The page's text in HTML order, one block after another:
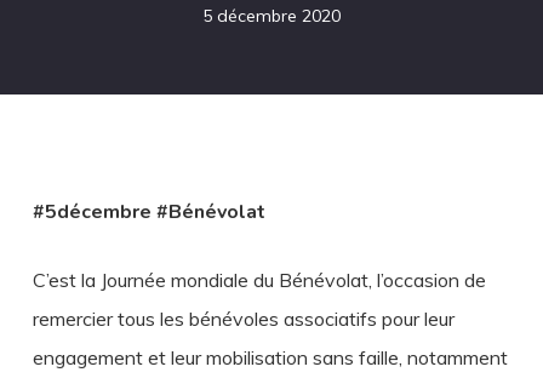
5 décembre 2020
#5décembre #Bénévolat
C’est la Journée mondiale du Bénévolat, l’occasion de
remercier tous les bénévoles associatifs pour leur
engagement et leur mobilisation sans faille, notamment